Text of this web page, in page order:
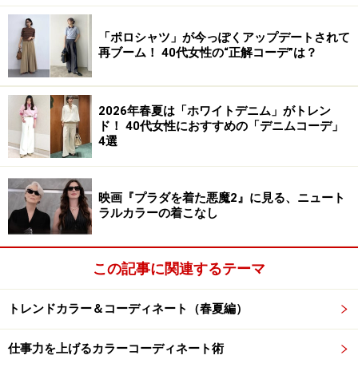
「ポロシャツ」が今っぽくアップデートされて
再ブーム！ 40代女性の“正解コーデ”は？
2026年春夏は「ホワイトデニム」がトレン
ド！ 40代女性におすすめの「デニムコーデ」
4選
映画『プラダを着た悪魔2』に見る、ニュート
ラルカラーの着こなし
この記事に関連するテーマ
トレンドカラー＆コーディネート（春夏編）
仕事力を上げるカラーコーディネート術